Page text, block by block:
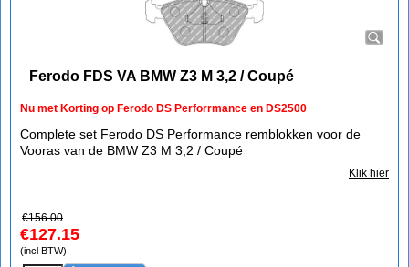
Ferodo FDS VA BMW Z3 M 3,2 / Coupé
Nu met Korting op Ferodo DS Perforrmance en DS2500
Complete set Ferodo DS Performance remblokken voor de
Vooras van de BMW Z3 M 3,2 / Coupé
Klik hier
€156.00
€127.15
(incl BTW)